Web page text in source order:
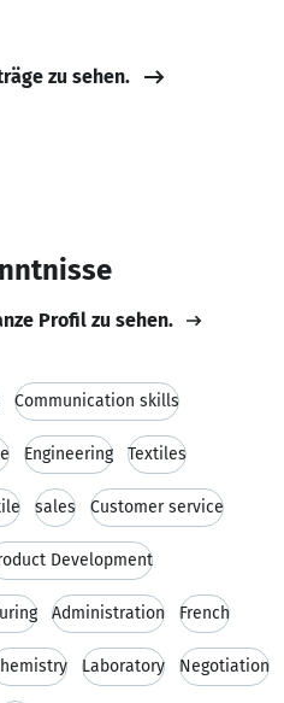
zu sehen.
Profil zu sehen.
Communication skills
Engineering Textiles
sales Customer service
Development
Administration French
Laboratory Negotiation